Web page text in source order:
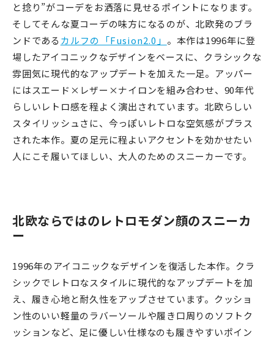
と捻り”がコーデをお洒落に見せるポイントになります。
そしてそんな夏コーデの味方になるのが、北欧発のブラ
ンドであるカルフの「Fusion2.0」 。本作は1996年に登
場したアイコニックなデザインをベースに、クラシックな
雰囲気に現代的なアップデートを加えた一足。アッパー
にはスエード×レザー×ナイロンを組み合わせ、90年代
らしいレトロ感を程よく演出されています。北欧らしい
スタイリッシュさに、今っぽいレトロな空気感がプラス
された本作。夏の足元に程よいアクセントを効かせたい
人にこそ履いてほしい、大人のためのスニーカーです。
北欧ならではのレトロモダン顔のスニーカ
ー
1996年のアイコニックなデザインを復活した本作。 クラ
シックでレトロなスタイルに現代的なアップデートを加
え、履き心地と耐久性をアップさせています。 クッショ
ン性のいい軽量のラバーソールや履き口周りのソフトク
ッションなど、足に優しい仕様なのも履きやすいポイン